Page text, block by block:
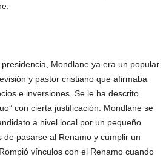
Mondlane ya era un popular
y pastor cristiano que afirmaba
e inversiones. Se le ha descrito
con cierta justificación. Mondlane se
a nivel local por un pequeño
de pasarse al Renamo y cumplir un
vínculos con el Renamo cuando